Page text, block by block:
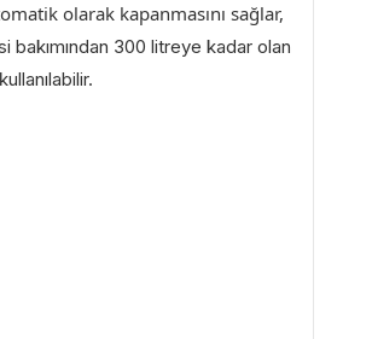
olarak kapanmasını sağlar,
bakımından 300 litreye kadar olan